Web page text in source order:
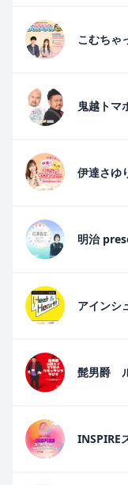
こむちゃ
鬼越トマ
伊達さゆ
明治
アインシ
髭男爵
INSPIRE